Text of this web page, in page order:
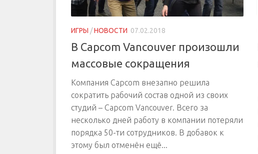
ИГРЫ /НОВОСТИ 07.02.2018
В Capcom Vancouver произошли
массовые сокращения
Компания Capcom внезапно решила
сократить рабочий состав одной из своих
студий – Capcom Vancouver. Всего за
несколько дней работу в компании потеряли
порядка 50-ти сотрудников. В добавок к
этому был отменён ещё...